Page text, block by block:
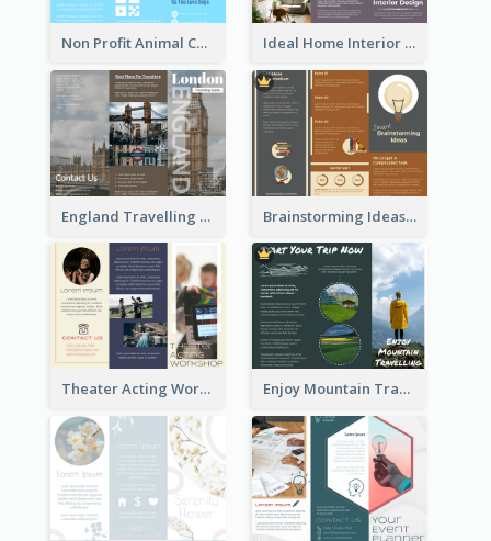
Non Profit Animal Community Tri Fold Brochure Ideal Home Interior Design Brochure
England Travelling Guide Brochure Brainstorming Ideas Brochure
Theater Acting Workshop Brochure Enjoy Mountain Travelling Brochure